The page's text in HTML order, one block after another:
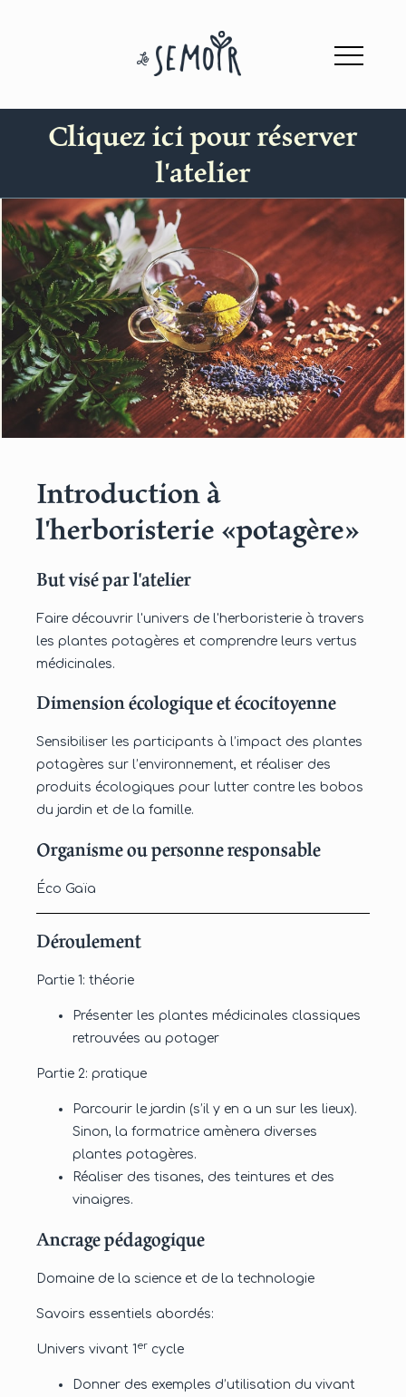
Cliquez ici pour réserver
l'atelier
Introduction à
l'herboristerie «potagère»
But visé par l'atelier
Faire découvrir l'univers de l'herboristerie à travers
les plantes potagères et comprendre leurs vertus
médicinales.
Dimension écologique et écocitoyenne
Sensibiliser les participants à l’impact des plantes
potagères sur l’environnement, et réaliser des
produits écologiques pour lutter contre les bobos
du jardin et de la famille.
Organisme ou personne responsable
Éco Gaïa
Déroulement
Partie 1: théorie
Présenter les plantes médicinales classiques
retrouvées au potager
Partie 2: pratique
Parcourir le jardin (s’il y en a un sur les lieux).
Sinon, la formatrice amènera diverses
plantes potagères.
Réaliser des tisanes, des teintures et des
vinaigres.
Ancrage pédagogique
Domaine de la science et de la technologie
Savoirs essentiels abordés:
Univers vivant 1 er cycle
Donner des exemples d’utilisation du vivant